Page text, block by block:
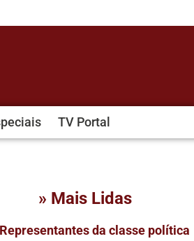
TV Portal
» Mais Lidas
Representantes da classe política